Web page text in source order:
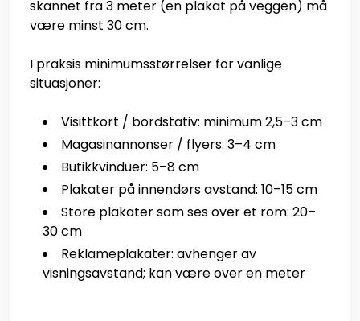
skannet fra 3 meter (en plakat på veggen) må
være minst 30 cm.
I praksis minimumsstørrelser for vanlige
situasjoner:
Visittkort / bordstativ: minimum 2,5–3 cm
Magasinannonser / flyers: 3–4 cm
Butikkvinduer: 5–8 cm
Plakater på innendørs avstand: 10–15 cm
Store plakater som ses over et rom: 20–
30 cm
Reklameplakater: avhenger av
visningsavstand; kan være over en meter